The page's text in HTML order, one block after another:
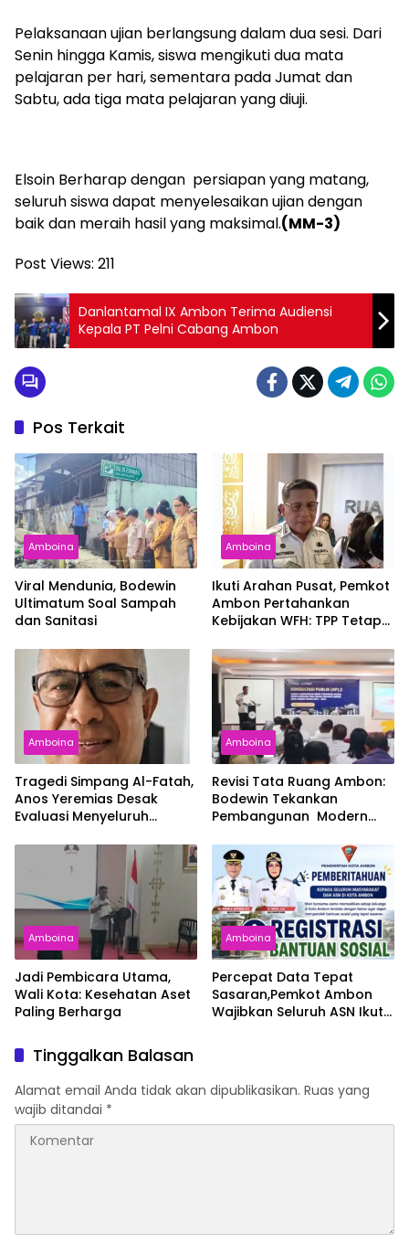
Pelaksanaan ujian berlangsung dalam dua sesi. Dari
Senin hingga Kamis, siswa mengikuti dua mata
pelajaran per hari, sementara pada Jumat dan
Sabtu, ada tiga mata pelajaran yang diuji.
Elsoin Berharap dengan persiapan yang matang,
seluruh siswa dapat menyelesaikan ujian dengan
baik dan meraih hasil yang maksimal.(MM-3)
Post Views: 211
Danlantamal IX Ambon Terima Audiensi
Kepala PT Pelni Cabang Ambon
Pos Terkait
Amboina
Viral Mendunia, Bodewin
Ultimatum Soal Sampah
dan Sanitasi
Amboina
Ikuti Arahan Pusat, Pemkot
Ambon Pertahankan
Kebijakan WFH: TPP Tetap
Amboina
Tragedi Simpang Al-Fatah,
Anos Yeremias Desak
Evaluasi Menyeluruh
Amboina
Revisi Tata Ruang Ambon:
Bodewin Tekankan
Pembangunan Modern
Amboina
Jadi Pembicara Utama,
Wali Kota: Kesehatan Aset
Paling Berharga
Amboina
Percepat Data Tepat
Sasaran,Pemkot Ambon
Wajibkan Seluruh ASN Ikut
Tinggalkan Balasan
Alamat email Anda tidak akan dipublikasikan. Ruas yang
wajib ditandai *